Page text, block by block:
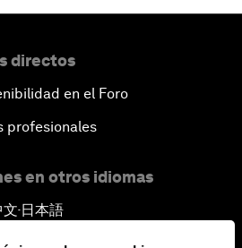
directos
en el Foro
profesionales
en otros idiomas
文▪ 日本語